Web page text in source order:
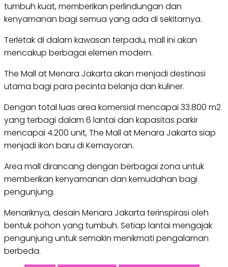
tumbuh kuat, memberikan perlindungan dan
kenyamanan bagi semua yang ada di sekitarnya.
Terletak di dalam kawasan terpadu, mall ini akan
mencakup berbagai elemen modern.
The Mall at Menara Jakarta akan menjadi destinasi
utama bagi para pecinta belanja dan kuliner.
Dengan total luas area komersial mencapai 33.800 m2
yang terbagi dalam 6 lantai dan kapasitas parkir
mencapai 4.200 unit, The Mall at Menara Jakarta siap
menjadi ikon baru di Kemayoran.
Area mall dirancang dengan berbagai zona untuk
memberikan kenyamanan dan kemudahan bagi
pengunjung.
Menariknya, desain Menara Jakarta terinspirasi oleh
bentuk pohon yang tumbuh. Setiap lantai mengajak
pengunjung untuk semakin menikmati pengalaman
berbeda.